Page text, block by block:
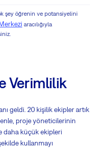
şey öğrenin ve potansiyelini
aracılığıyla
Verimlilik
geldi. 20 kişilik ekipler artık
proje yöneticilerinin
daha küçük ekipleri
kullanmayı